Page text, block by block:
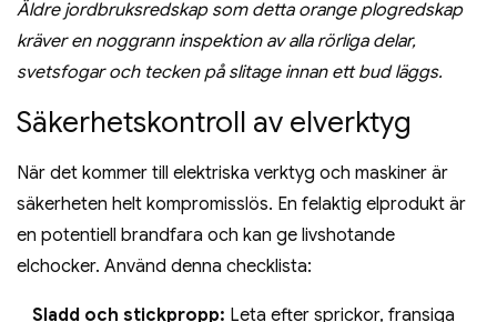
Äldre jordbruksredskap som detta orange plogredskap
kräver en noggrann inspektion av alla rörliga delar,
svetsfogar och tecken på slitage innan ett bud läggs.
Säkerhetskontroll av elverktyg
När det kommer till elektriska verktyg och maskiner är
säkerheten helt kompromisslös. En felaktig elprodukt är
en potentiell brandfara och kan ge livshotande
elchocker. Använd denna checklista:
Sladd och stickpropp: Leta efter sprickor, fransiga